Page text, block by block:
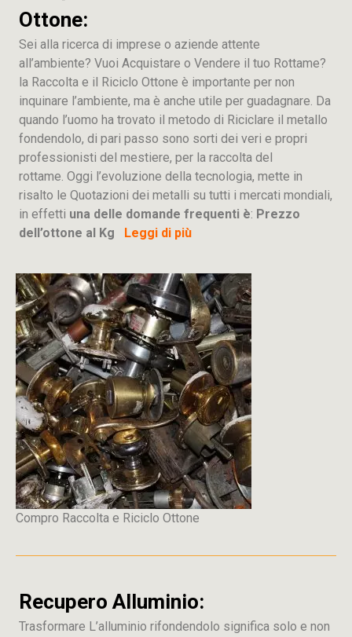
Ottone:
Sei alla ricerca di imprese o aziende attente
all’ambiente? Vuoi Acquistare o Vendere il tuo Rottame?
la Raccolta e il Riciclo Ottone è importante per non
inquinare l’ambiente, ma è anche utile per guadagnare. Da
quando l’uomo ha trovato il metodo di Riciclare il metallo
fondendolo, di pari passo sono sorti dei veri e propri
professionisti del mestiere, per la raccolta del
rottame. Oggi l’evoluzione della tecnologia, mette in
risalto le Quotazioni dei metalli su tutti i mercati mondiali,
in effetti una delle domande frequenti è: Prezzo
dell’ottone al Kg Leggi di più
Compro Raccolta e Riciclo Ottone
Recupero Alluminio:
Trasformare L’alluminio rifondendolo significa solo e non